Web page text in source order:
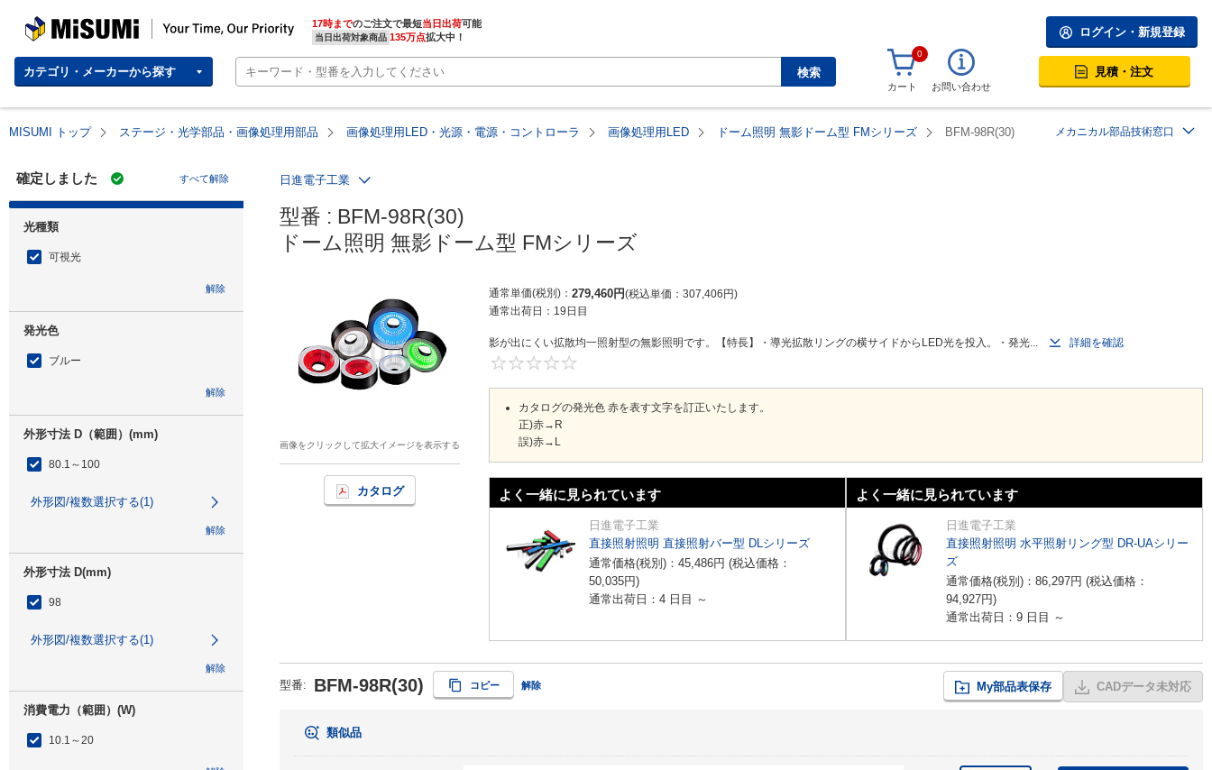
MISUMI | Your Time, Our Priority 17時までのご注文で最短当日出荷
当日出荷対象商品 135万点拡大中！
カテゴリ・メーカーから探す 検索
ログイン・新規登録
0
カート お問い合わせ
見積・注文
MISUMI トップ ステージ・光学部品・画像処理用部品 画像処理用LED・光源・電源・コントローラ 画像処理用LED ドーム照明 無影ドーム型 FMシリーズ BFM-98R(30) メカニカル部品技術窓口
確定しました すべて解除
光種類
可視光
解除
発光色
ブルー
解除
外形寸法 D（範囲）(mm)
80.1～100
外形図/複数選択する(1)
解除
外形寸法 D(mm)
98
外形図/複数選択する(1)
解除
消費電力（範囲）(W)
10.1～20
日進電子工業
型番 : BFM-98R(30)
ドーム照明 無影ドーム型 FMシリーズ
画像をクリックして拡大イメージを表示する
カタログ
通常単価(税別) 279,460円 税込単価 307,406円
通常出荷日： 19日目
影が出にくい拡散均一照射型の無影照明です。【特長】・導光拡散リングの横サイドからLED光を投入。・発光...
詳細を確認
カタログの発光色 赤を表す文字を訂正いたします。
正)赤→R
誤)赤→L
よく一緒に見られています
日進電子工業
直接照射照明 直接照射バー型 DLシリーズ
通常価格(税別)： 45,486円 (税込価格：
50,035円)
通常出荷日：4 日目 ～
よく一緒に見られています
日進電子工業
直接照射照明 水平照射リング型 DR-UAシリー
ズ
通常価格(税別)： 86,297円 (税込価格：
94,927円)
通常出荷日：9 日目 ～
型番: BFM-98R(30) コピー 解除 My部品表保存 CADデータ未対応
類似品